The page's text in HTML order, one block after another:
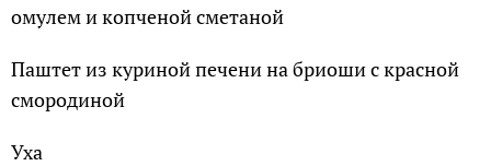
омулем и копченой сметаной
Паштет из куриной печени на бриоши с красной
смородиной
Уха